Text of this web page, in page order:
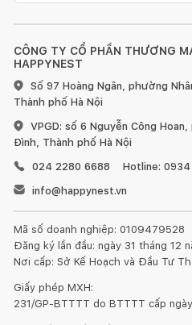
CÔNG TY CỔ PHẦN THƯƠNG
HAPPYNEST
Số 97 Hoàng Ngân, phường
Thành phố Hà Nội
VPGD: số 6 Nguyễn Công
Đình, Thành phố Hà Nội
024 2280 6688
Hotline:
info@happynest.vn
Mã số doanh nghiệp: 0109479528
Đăng ký lần đầu: ngày 31 tháng 12
Nơi cấp: Sở Kế Hoạch và Đầu Tư
Giấy phép MXH:
231/GP-BTTTT do BTTTT cấp